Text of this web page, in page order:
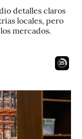
detalles claros
locales, pero
mercados.
24